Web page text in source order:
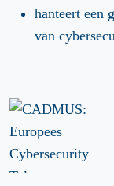
hanteert een
van